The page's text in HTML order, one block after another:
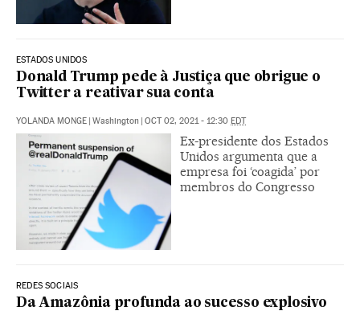
ESTADOS UNIDOS
Donald Trump pede à Justiça que obrigue o
Twitter a reativar sua conta
YOLANDA MONGE | Washington | OCT 02, 2021 - 12:30 EDT
Ex-presidente dos Estados
Unidos argumenta que a
empresa foi ‘coagida’ por
membros do Congresso
REDES SOCIAIS
Da Amazônia profunda ao sucesso explosivo